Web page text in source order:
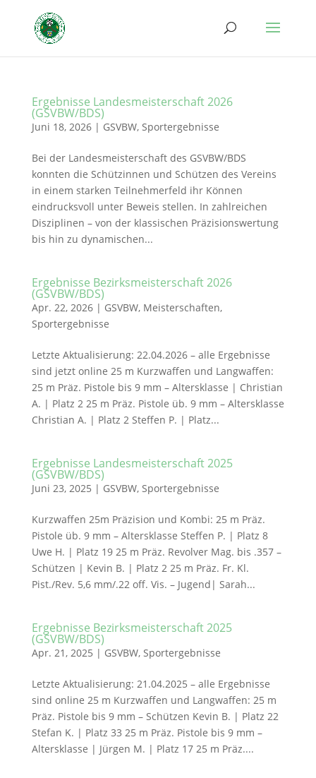
Ergebnisse Landesmeisterschaft 2026
(GSVBW/BDS)
Juni 18, 2026| GSVBW, Sportergebnisse
Bei der Landesmeisterschaft des GSVBW/BDS
konnten die Schützinnen und Schützen des Vereins
in einem starken Teilnehmerfeld ihr Können
eindrucksvoll unter Beweis stellen. In zahlreichen
Disziplinen – von der klassischen Präzisionswertung
bis hin zu dynamischen...
Ergebnisse Bezirksmeisterschaft 2026
(GSVBW/BDS)
Apr. 22, 2026| GSVBW, Meisterschaften,
Sportergebnisse
Letzte Aktualisierung: 22.04.2026 – alle Ergebnisse
sind jetzt online 25 m Kurzwaffen und Langwaffen:
25 m Präz. Pistole bis 9 mm – Altersklasse | Christian
A. | Platz 2 25 m Präz. Pistole üb. 9 mm – Altersklasse
Christian A. | Platz 2 Steffen P. | Platz...
Ergebnisse Landesmeisterschaft 2025
(GSVBW/BDS)
Juni 23, 2025 | GSVBW, Sportergebnisse
Kurzwaffen 25m Präzision und Kombi: 25 m Präz.
Pistole üb. 9 mm – Altersklasse Steffen P. | Platz 8
Uwe H. | Platz 19 25 m Präz. Revolver Mag. bis .357 –
Schützen | Kevin B. | Platz 2 25 m Präz. Fr. Kl.
Pist./Rev. 5,6 mm/.22 off. Vis. – Jugend| Sarah...
Ergebnisse Bezirksmeisterschaft 2025
(GSVBW/BDS)
Apr. 21, 2025 | GSVBW, Sportergebnisse
Letzte Aktualisierung: 21.04.2025 – alle Ergebnisse
sind online 25 m Kurzwaffen und Langwaffen: 25 m
Präz. Pistole bis 9 mm – Schützen Kevin B. | Platz 22
Stefan K. | Platz 33 25 m Präz. Pistole bis 9 mm –
Altersklasse | Jürgen M. | Platz 17 25 m Präz....